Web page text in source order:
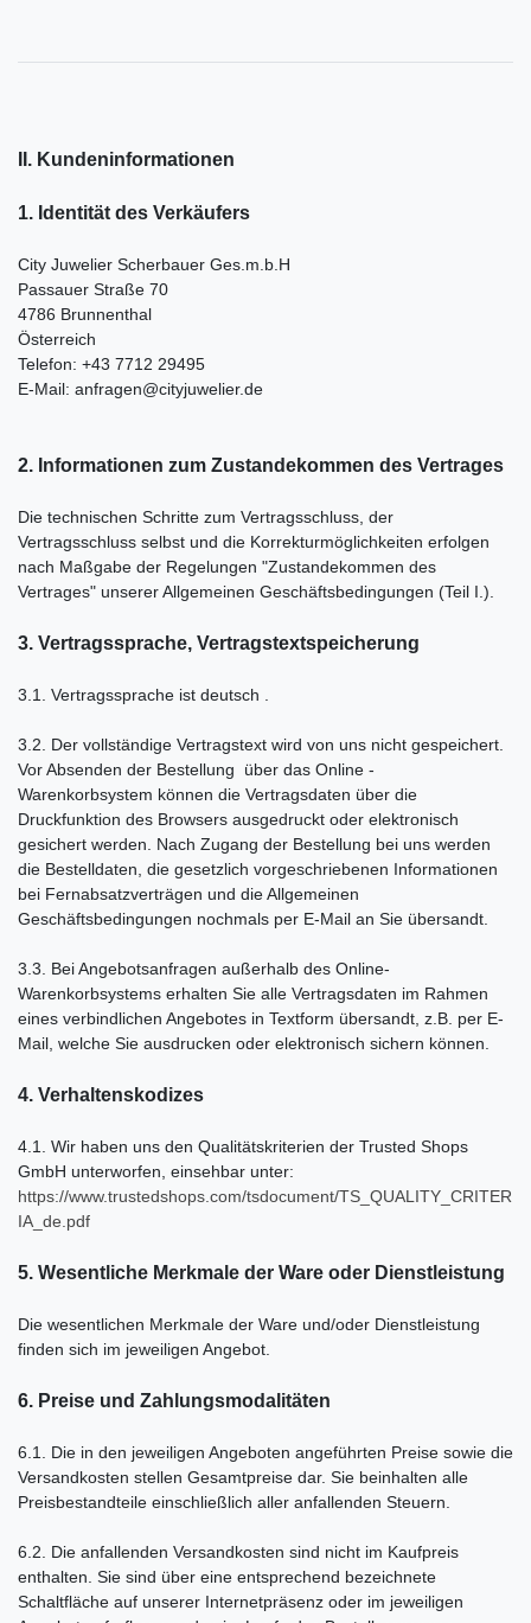
II. Kundeninformationen
1. Identität des Verkäufers
City Juwelier Scherbauer Ges.m.b.H
Passauer Straße 70
4786 Brunnenthal
Österreich
Telefon: +43 7712 29495
E-Mail: anfragen@cityjuwelier.de
2. Informationen zum Zustandekommen des Vertrages
Die technischen Schritte zum Vertragsschluss, der
Vertragsschluss selbst und die Korrekturmöglichkeiten erfolgen
nach Maßgabe der Regelungen "Zustandekommen des
Vertrages" unserer Allgemeinen Geschäftsbedingungen (Teil I.).
3. Vertragssprache, Vertragstextspeicherung
3.1. Vertragssprache ist deutsch
3.2. Der vollständige Vertragstext wird von uns nicht gespeichert.
Vor Absenden der Bestellung
über das Online -
Warenkorbsystem können die Vertragsdaten über die
Druckfunktion des Browsers ausgedruckt oder elektronisch
gesichert werden. Nach Zugang der Bestellung bei uns werden
die Bestelldaten, die gesetzlich vorgeschriebenen Informationen
bei Fernabsatzverträgen und die Allgemeinen
Geschäftsbedingungen nochmals per E-Mail an Sie übersandt.
3.3. Bei Angebotsanfragen außerhalb des Online-
Warenkorbsystems erhalten Sie alle Vertragsdaten im Rahmen
eines verbindlichen Angebotes in Textform übersandt, z.B. per E-
Mail, welche Sie ausdrucken oder elektronisch sichern können.
4. Verhaltenskodizes
4.1. Wir haben uns den Qualitätskriterien der Trusted Shops
GmbH unterworfen, einsehbar unter:
https://www.trustedshops.com/tsdocument/TS_QUALITY_CRITER
IA_de.pdf
5. Wesentliche Merkmale der Ware oder Dienstleistung
Die wesentlichen Merkmale der Ware und/oder Dienstleistung
finden sich im jeweiligen Angebot.
6. Preise und Zahlungsmodalitäten
6.1. Die in den jeweiligen Angeboten angeführten Preise sowie die
Versandkosten stellen Gesamtpreise dar. Sie beinhalten alle
Preisbestandteile einschließlich aller anfallenden Steuern.
6.2. Die anfallenden Versandkosten sind nicht im Kaufpreis
enthalten. Sie sind über eine entsprechend bezeichnete
Schaltfläche auf unserer Internetpräsenz oder im jeweiligen